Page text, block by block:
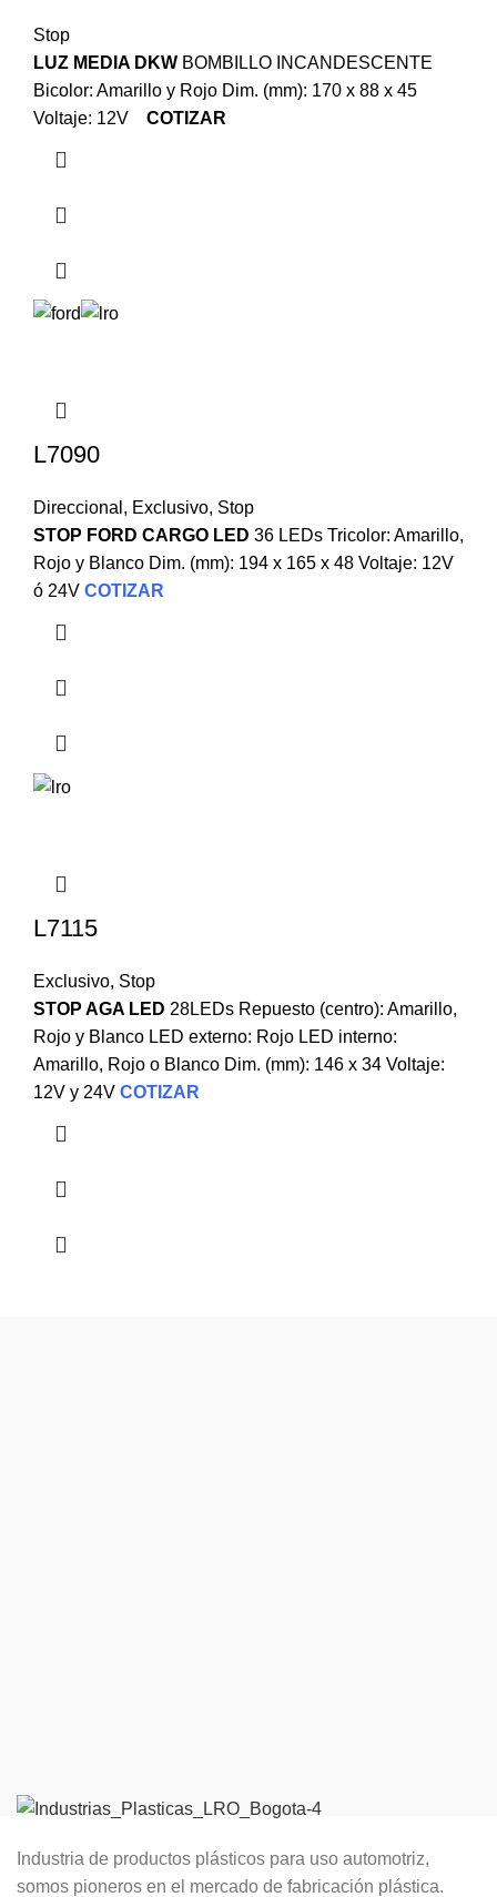
Stop
LUZ MEDIA DKW BOMBILLO INCANDESCENTE
Bicolor: Amarillo y Rojo Dim. (mm): 170 x 88 x 45
Voltaje: 12V COTIZAR
L7090
Direccional , Exclusivo, Stop
STOP FORD CARGO LED 36 LEDs Tricolor: Amarillo,
Rojo y Blanco Dim. (mm): 194 x 165 x 48 Voltaje: 12V
ó 24V COTIZAR
L7115
Exclusivo, Stop
STOP AGA LED 28LEDs Repuesto (centro): Amarillo,
Rojo y Blanco LED externo: Rojo LED interno:
Amarillo, Rojo o Blanco Dim. (mm): 146 x 34 Voltaje:
12V y 24V COTIZAR
Industria de productos plásticos para uso automotriz,
somos pioneros en el mercado de fabricación plástica.